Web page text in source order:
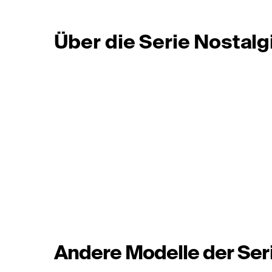
Über die Serie
Andere Modelle der